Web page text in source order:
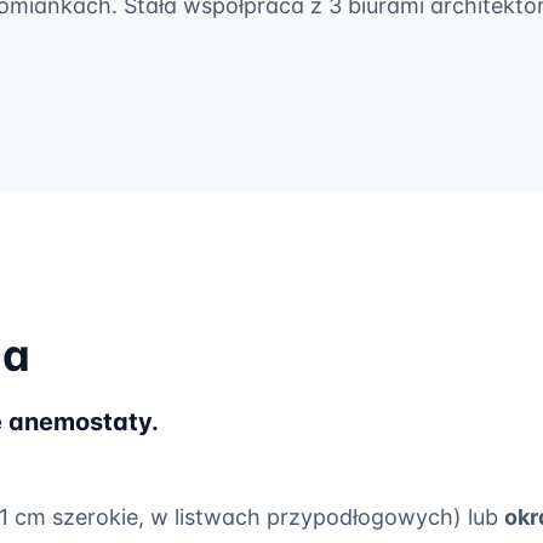
anemostaty.
cm szerokie, w listwach przypodłogowych) lub